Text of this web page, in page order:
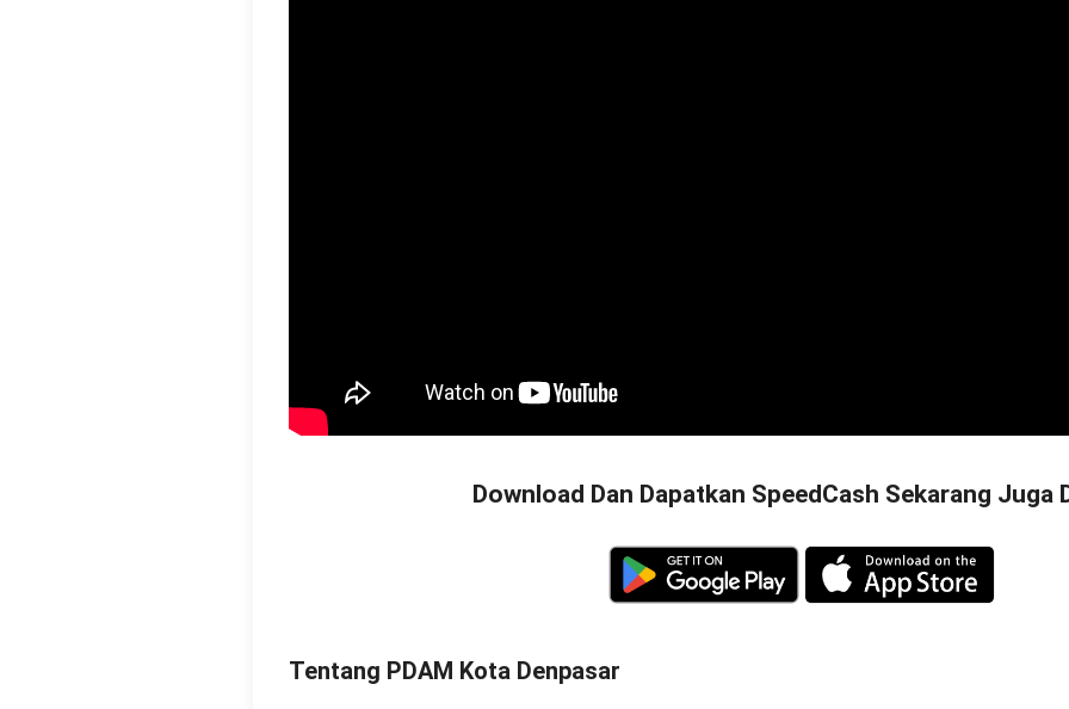
Download Dan Dapatkan SpeedCash Sekarang Juga
Tentang PDAM Kota Denpasar